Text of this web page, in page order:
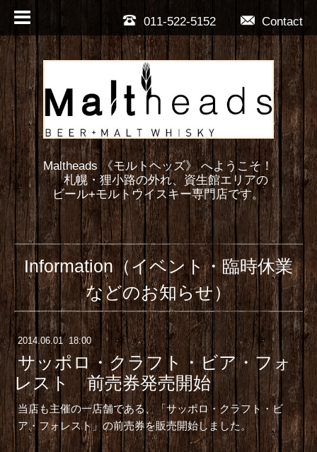
Contact
011-522-5152
Maltheads 《モルトヘッズ》 へようこそ！
札幌・狸小路の外れ、資生館エリアの
ビール+モルトウイスキー専門店です。
Information（イベント・臨時休業
などのお知らせ）
2014.06.01 18:00
サッポロ・クラフト・ビア・フォ
レスト 前売券発売開始
当店も主催の一店舗である、「サッポロ・クラフト・ビ
ア・フォレスト」の前売券を販売開始しました。